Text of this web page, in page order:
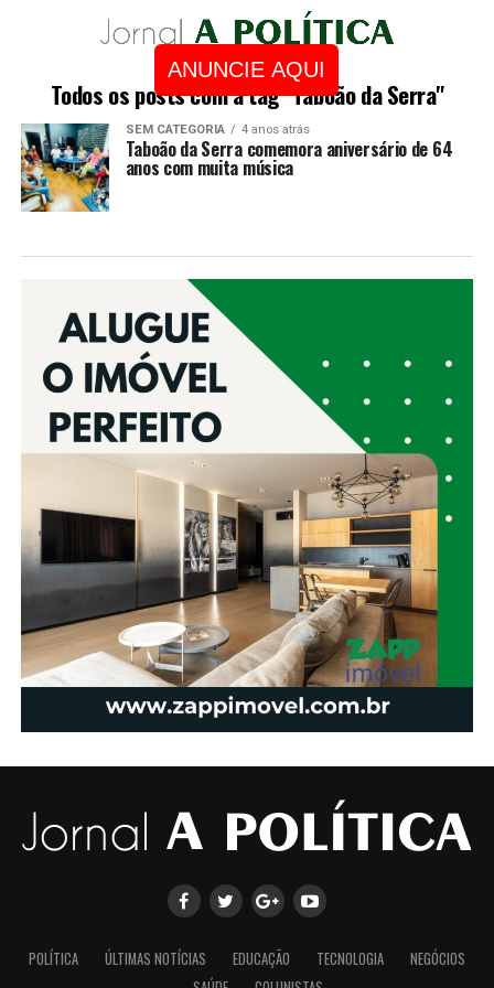
ANUNCIE AQUI
Todos os posts com a tag "Taboão da Serra"
SEM CATEGORIA 4 anos atrás
Taboão da Serra comemora aniversário de 64
anos com muita música
POLÍTICA ÚLTIMAS NOTÍCIAS EDUCAÇÃO TECNOLOGIA
NEGÓCIOS